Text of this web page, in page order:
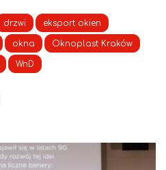
drzwi eksport okien
okna Oknoplast Kraków
WnD